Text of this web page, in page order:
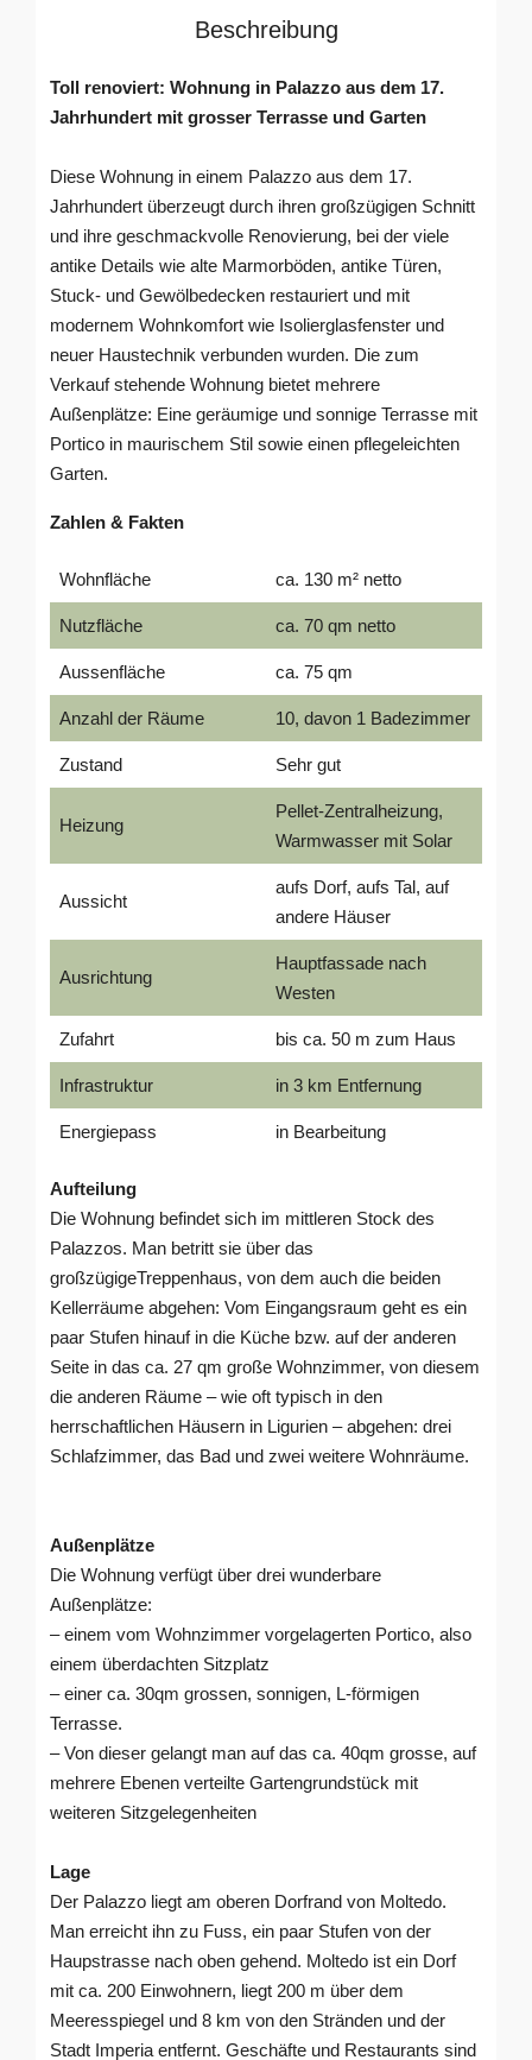
Beschreibung
Toll renoviert: Wohnung in Palazzo aus dem 17.
Jahrhundert mit grosser Terrasse und Garten
Diese Wohnung in einem Palazzo aus dem 17.
Jahrhundert überzeugt durch ihren großzügigen Schnitt
und ihre geschmackvolle Renovierung, bei der viele
antike Details wie alte Marmorböden, antike Türen,
Stuck- und Gewölbedecken restauriert und mit
modernem Wohnkomfort wie Isolierglasfenster und
neuer Haustechnik verbunden wurden. Die zum
Verkauf stehende Wohnung bietet mehrere
Außenplätze: Eine geräumige und sonnige Terrasse mit
Portico in maurischem Stil sowie einen pflegeleichten
Garten.
Zahlen & Fakten
Wohnfläche ca. 130 m² netto
Nutzfläche ca. 70 qm netto
Aussenfläche ca. 75 qm
Anzahl der Räume 10, davon 1 Badezimmer
Zustand Sehr gut
Heizung
Pellet-Zentralheizung,
Warmwasser mit Solar
Aussicht
aufs Dorf, aufs Tal, auf
andere Häuser
Ausrichtung
Hauptfassade nach
Westen
Zufahrt bis ca. 50 m zum Haus
Infrastruktur in 3 km Entfernung
Energiepass in Bearbeitung
Aufteilung
Die Wohnung befindet sich im mittleren Stock des
Palazzos. Man betritt sie über das
großzügigeTreppenhaus, von dem auch die beiden
Kellerräume abgehen: Vom Eingangsraum geht es ein
paar Stufen hinauf in die Küche bzw. auf der anderen
Seite in das ca. 27 qm große Wohnzimmer, von diesem
die anderen Räume – wie oft typisch in den
herrschaftlichen Häusern in Ligurien – abgehen: drei
Schlafzimmer, das Bad und zwei weitere Wohnräume.
Außenplätze
Die Wohnung verfügt über drei wunderbare
Außenplätze:
– einem vom Wohnzimmer vorgelagerten Portico, also
einem überdachten Sitzplatz
– einer ca. 30qm grossen, sonnigen, L-förmigen
Terrasse.
– Von dieser gelangt man auf das ca. 40qm grosse, auf
mehrere Ebenen verteilte Gartengrundstück mit
weiteren Sitzgelegenheiten
Lage
Der Palazzo liegt am oberen Dorfrand von Moltedo.
Man erreicht ihn zu Fuss, ein paar Stufen von der
Haupstrasse nach oben gehend. Moltedo ist ein Dorf
mit ca. 200 Einwohnern, liegt 200 m über dem
Meeresspiegel und 8 km von den Stränden und der
Stadt Imperia entfernt. Geschäfte und Restaurants sind